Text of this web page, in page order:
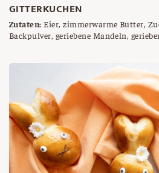
GITTERKUCHEN
Zutaten: Eier, zimmerwarme Butter,
Backpulver, geriebene Mandeln,